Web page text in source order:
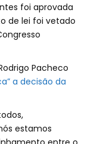
foi aprovada
de lei foi vetado
Pacheco
a decisão da
estamos